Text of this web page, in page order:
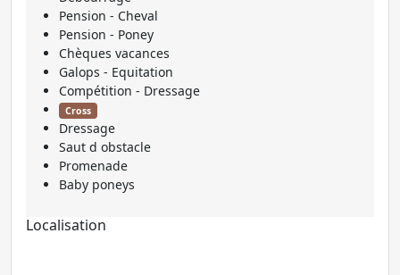
Pension - Cheval
Pension - Poney
Chèques vacances
Galops - Equitation
Compétition - Dressage
Cross
Dressage
Saut d obstacle
Promenade
Baby poneys
Localisation